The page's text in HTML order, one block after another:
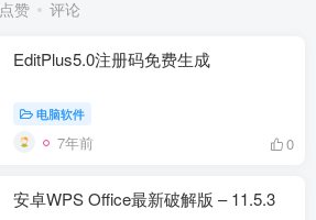
点赞 评论
EditPlus5.0注册码免费生成
电脑软件
7年前 0
安卓WPS Office最新破解版 – 11.5.3